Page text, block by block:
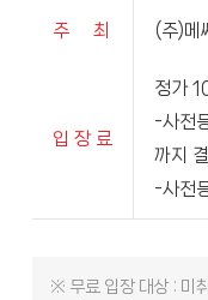
주 최 (주)메
입 장 료
정가
-사전
까지
-사전
※ 무료 입장 대상 : 미